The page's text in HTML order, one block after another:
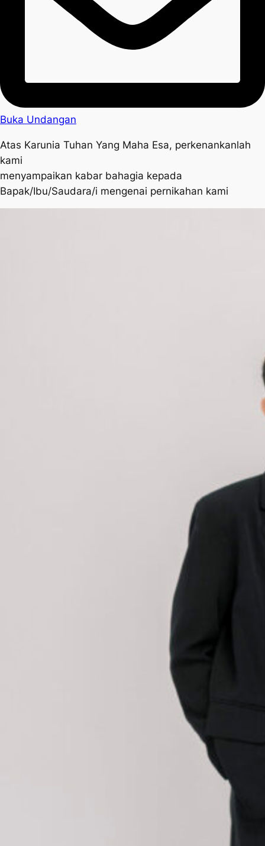
Buka Undangan
Atas Karunia Tuhan Yang Maha Esa, perkenankanlah
kami
menyampaikan kabar bahagia kepada
Bapak/Ibu/Saudara/i mengenai pernikahan kami